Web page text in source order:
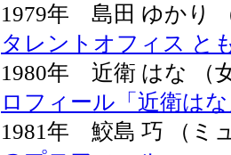
1979年 島田 ゆか
タレントオフィス と
1980年 近衛 はな
ロフィール「近衛は
1981年 鮫島 巧 （